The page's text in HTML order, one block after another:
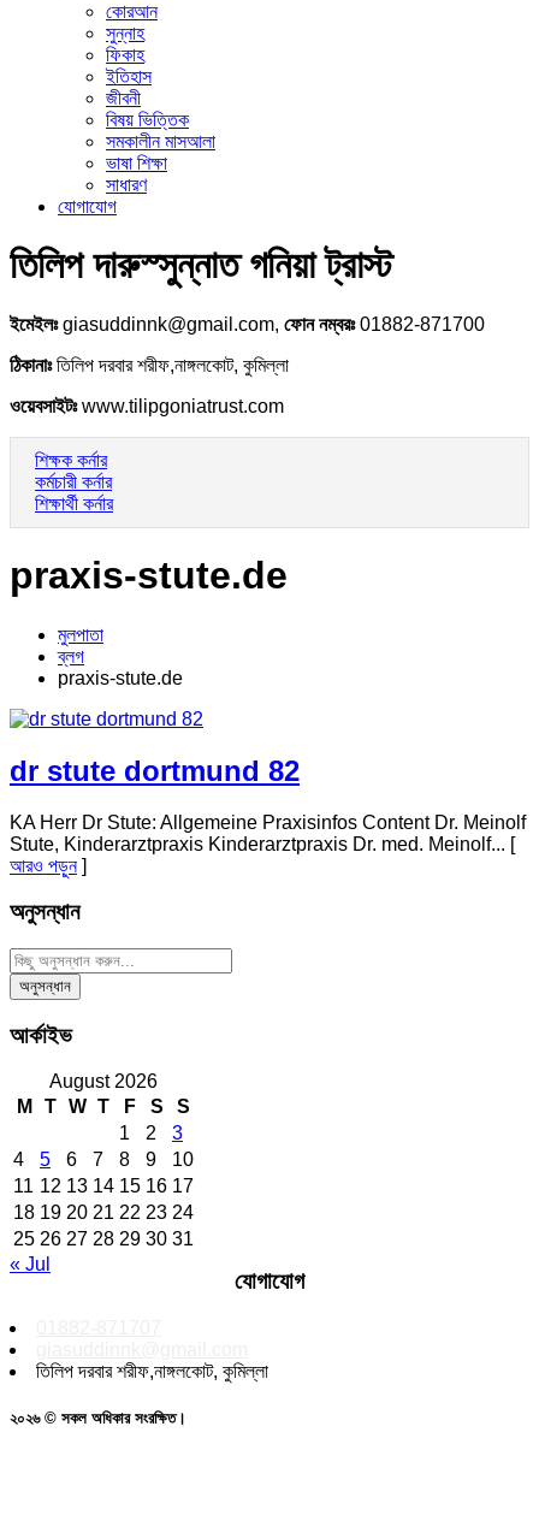
কোরআন
সুন্নাহ
ফিকাহ
ইতিহাস
জীবনী
বিষয় ভিত্তিক
সমকালীন মাসআলা
ভাষা শিক্ষা
সাধারণ
যোগাযোগ
তিলিপ দারুস্সুন্নাত গনিয়া ট্রাস্ট
ইমেইলঃgiasuddinnk@gmail.com, ফোন নম্বরঃ01882-871700
ঠিকানাঃতিলিপ দরবার শরীফ,নাঙ্গলকোট, কুমিল্লা
ওয়েবসাইটঃwww.tilipgoniatrust.com
শিক্ষক কর্নার
কর্মচারী কর্নার
শিক্ষার্থী কর্নার
praxis-stute.de
মুলপাতা
ব্লগ
praxis-stute.de
dr stute dortmund 82
KA Herr Dr Stute: Allgemeine Praxisinfos Content Dr. Meinolf
Stute, Kinderarztpraxis Kinderarztpraxis Dr. med. Meinolf... [
আরও পড়ুন]
অনুসন্ধান
আর্কাইভ
August 2026
M
T W T F S
S
1
2
3
4
5 6 7 8 9
10
11 12 13 14 15 16 17
18 19 20 21 22 23 24
25 26 27 28 29 30 31
« Jul
যোগাযোগ
তিলিপ দরবার শরীফ,নাঙ্গলকোট, কুমিল্লা
২০২৬ © সকল অধিকার সংরক্ষিত।